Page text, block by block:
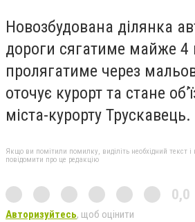
Новозбудована ділянка
дороги сягатиме майже 4
пролягатиме через
оточує курорт та стане
міста-курорту Трускавець.
Якщо ви помітили помилку, виділіть необхідний текст
повідомити про це редакцію
0,0
Авторизуйтесь, щоб оцінити